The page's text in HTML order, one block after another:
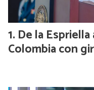
De la
Colombia con